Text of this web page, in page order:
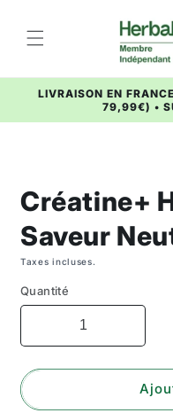
au
contenu
LIVRAISON EN
79,99€) •
Créatine+
Saveur
Taxes incluses.
Quantité